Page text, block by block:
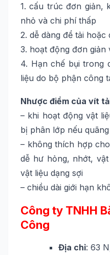
1. cấu trúc đơn giản,
nhỏ và chi phí thấp
2. dễ dàng để tải hoặc
3. hoạt động đơn giản
4. Hạn chế bụi trong
liệu do bộ phận công
Nhược điểm của vít
– khi hoạt động vật
bị phân lớp nếu
– không thích hợp
dễ hư hỏng, nhớt,
vật liệu dạng sợi
– chiều dài giới hạn
Công ty TNHH
Công
Địa chỉ: 63